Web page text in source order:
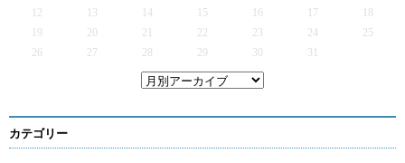
12
13 14 15 16 17
19
20 21 22 23 24
25
26
27 28 29 30 31
カテゴリー